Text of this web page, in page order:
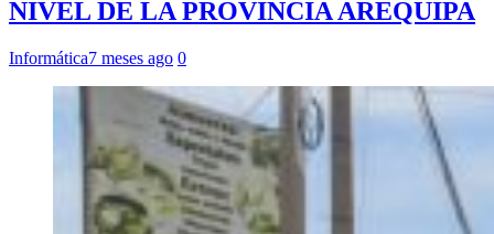
NIVEL DE LA PROVINCIA AREQUIPA
Informática7 meses ago 0